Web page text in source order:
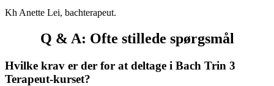
Kh Anette Lei, bachterapeut.
Q & A: Ofte stillede spørgsmål
Hvilke krav er der for at deltage i Bach Trin 3
Terapeut-kurset?